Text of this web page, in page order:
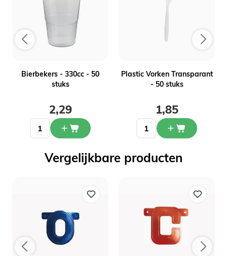
Bierbekers - 330cc - 50
stuks
2,29
Plastic Vorken Transparant
- 50 stuks
1,85
Vergelijkbare producten